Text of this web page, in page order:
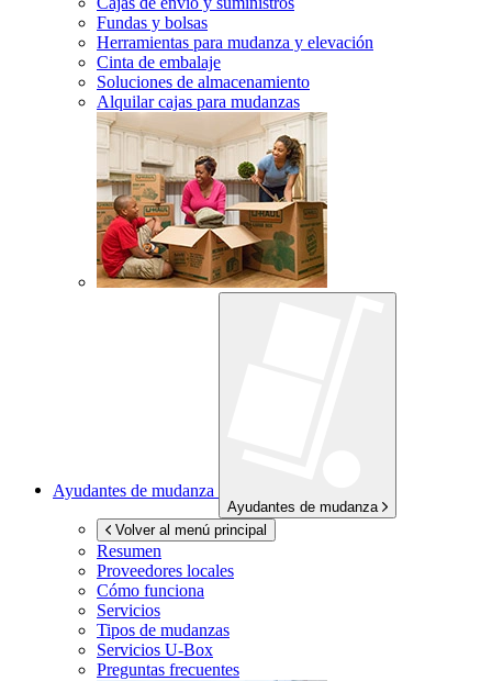
Fundas y bolsas
Herramientas para mudanza y elevación
Cinta de embalaje
Soluciones de almacenamiento
Alquilar cajas para mudanzas
Ayudantes de mudanza
Ayudantes de mudanza
Volver al menú principal
Resumen
Proveedores locales
Cómo funciona
Servicios
Tipos de mudanzas
Servicios U-Box
Preguntas frecuentes